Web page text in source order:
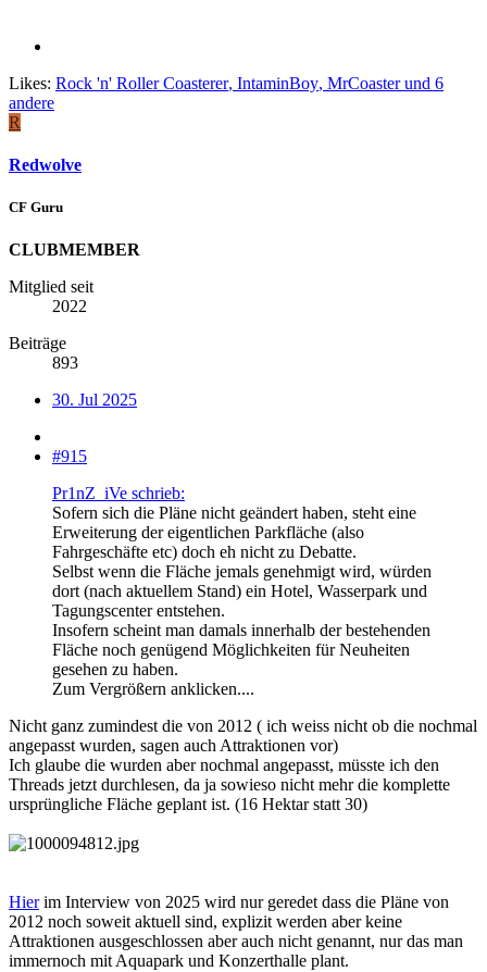
Likes: Rock 'n' Roller Coasterer, IntaminBoy, MrCoasterund 6
andere
R
Redwolve
CF Guru
CLUBMEMBER
Mitglied seit
2022
Beiträge
893
30. Jul 2025
#915
Pr1nZ_iVe schrieb:
Sofern sich die Pläne nicht geändert haben, steht eine
Erweiterung der eigentlichen Parkfläche (also
Fahrgeschäfte etc) doch eh nicht zu Debatte.
Selbst wenn die Fläche jemals genehmigt wird, würden
dort (nach aktuellem Stand) ein Hotel, Wasserpark und
Tagungscenter entstehen.
Insofern scheint man damals innerhalb der bestehenden
Fläche noch genügend Möglichkeiten für Neuheiten
gesehen zu haben.
Zum Vergrößern anklicken....
Nicht ganz zumindest die von 2012 ( ich weiss nicht ob die nochmal
angepasst wurden, sagen auch Attraktionen vor)
Ich glaube die wurden aber nochmal angepasst, müsste ich den
Threads jetzt durchlesen, da ja sowieso nicht mehr die komplette
ursprüngliche Fläche geplant ist. (16 Hektar statt 30)
Hierim Interview von 2025 wird nur geredet dass die Pläne von
2012 noch soweit aktuell sind, explizit werden aber keine
Attraktionen ausgeschlossen aber auch nicht genannt, nur das man
immernoch mit Aquapark und Konzerthalle plant.